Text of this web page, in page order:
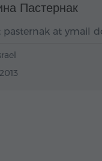
Пастернак
pasternak at ymail